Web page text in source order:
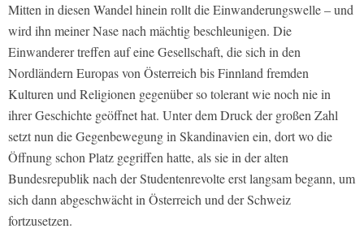
Mitten in diesen Wandel hinein rollt die Einwanderungswelle – und
wird ihn meiner Nase nach mächtig beschleunigen. Die
Einwanderer treffen auf eine Gesellschaft, die sich in den
Nordländern Europas von Österreich bis Finnland fremden
Kulturen und Religionen gegenüber so tolerant wie noch nie in
ihrer Geschichte geöffnet hat. Unter dem Druck der großen Zahl
setzt nun die Gegenbewegung in Skandinavien ein, dort wo die
Öffnung schon Platz gegriffen hatte, als sie in der alten
Bundesrepublik nach der Studentenrevolte erst langsam begann, um
sich dann abgeschwächt in Österreich und der Schweiz
fortzusetzen.